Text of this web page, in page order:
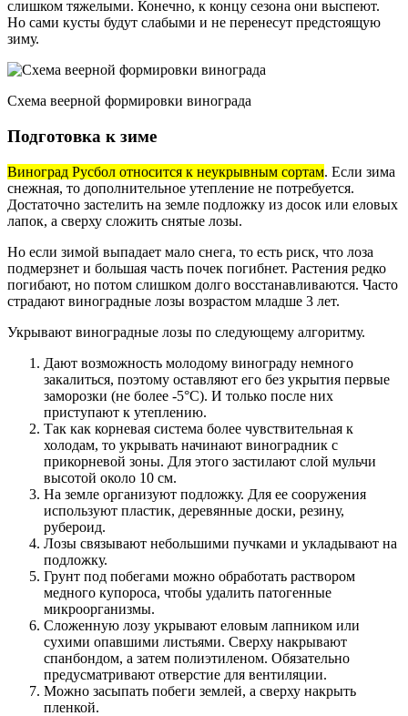
слишком тяжелыми. Конечно, к концу сезона они выспеют.
Но сами кусты будут слабыми и не перенесут предстоящую
зиму.
Схема веерной формировки винограда
Подготовка к зиме
Виноград Русбол относится к неукрывным сортам. Если зима
снежная, то дополнительное утепление не потребуется.
Достаточно застелить на земле подложку из досок или еловых
лапок, а сверху сложить снятые лозы.
Но если зимой выпадает мало снега, то есть риск, что лоза
подмерзнет и большая часть почек погибнет. Растения редко
погибают, но потом слишком долго восстанавливаются. Часто
страдают виноградные лозы возрастом младше 3 лет.
Укрывают виноградные лозы по следующему алгоритму.
Дают возможность молодому винограду немного
закалиться, поэтому оставляют его без укрытия первые
заморозки (не более -5°С). И только после них
приступают к утеплению.
Так как корневая система более чувствительная к
холодам, то укрывать начинают виноградник с
прикорневой зоны. Для этого застилают слой мульчи
высотой около 10 см.
На земле организуют подложку. Для ее сооружения
используют пластик, деревянные доски, резину,
рубероид.
Лозы связывают небольшими пучками и укладывают на
подложку.
Грунт под побегами можно обработать раствором
медного купороса, чтобы удалить патогенные
микроорганизмы.
Сложенную лозу укрывают еловым лапником или
сухими опавшими листьями. Сверху накрывают
спанбондом, а затем полиэтиленом. Обязательно
предусматривают отверстие для вентиляции.
Можно засыпать побеги землей, а сверху накрыть
пленкой.